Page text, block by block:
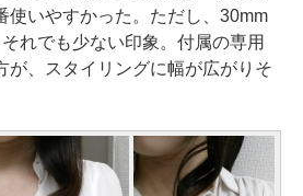
使いやすかった。ただし、30mm
れでも少ない印象。付属の専用
が、スタイリングに幅が広がりそ